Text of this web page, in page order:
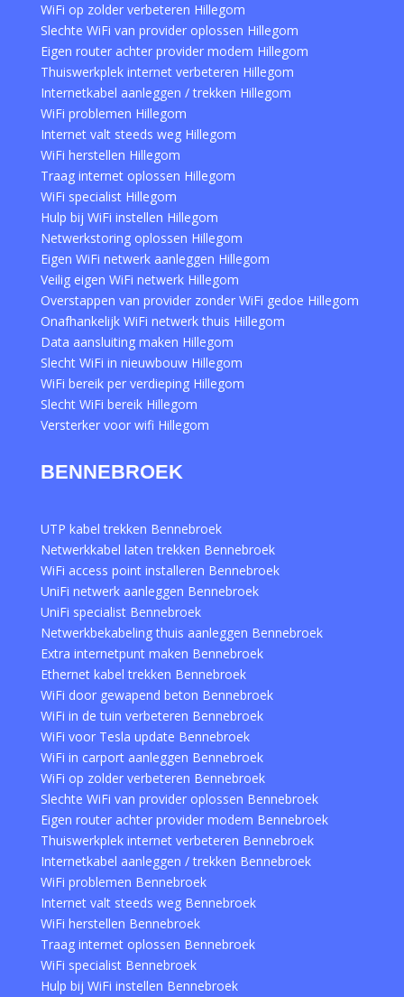
WiFi op zolder verbeteren Hillegom
Slechte WiFi van provider oplossen Hillegom
Eigen router achter provider modem Hillegom
Thuiswerkplek internet verbeteren Hillegom
Internetkabel aanleggen / trekken Hillegom
WiFi problemen Hillegom
Internet valt steeds weg Hillegom
WiFi herstellen Hillegom
Traag internet oplossen Hillegom
WiFi specialist Hillegom
Hulp bij WiFi instellen Hillegom
Netwerkstoring oplossen Hillegom
Eigen WiFi netwerk aanleggen Hillegom
Veilig eigen WiFi netwerk Hillegom
Overstappen van provider zonder WiFi gedoe Hillegom
Onafhankelijk WiFi netwerk thuis Hillegom
Data aansluiting maken Hillegom
Slecht WiFi in nieuwbouw Hillegom
WiFi bereik per verdieping Hillegom
Slecht WiFi bereik Hillegom
Versterker voor wifi Hillegom
BENNEBROEK
UTP kabel trekken Bennebroek
Netwerkkabel laten trekken Bennebroek
WiFi access point installeren Bennebroek
UniFi netwerk aanleggen Bennebroek
UniFi specialist Bennebroek
Netwerkbekabeling thuis aanleggen Bennebroek
Extra internetpunt maken Bennebroek
Ethernet kabel trekken Bennebroek
WiFi door gewapend beton Bennebroek
WiFi in de tuin verbeteren Bennebroek
WiFi voor Tesla update Bennebroek
WiFi in carport aanleggen Bennebroek
WiFi op zolder verbeteren Bennebroek
Slechte WiFi van provider oplossen Bennebroek
Eigen router achter provider modem Bennebroek
Thuiswerkplek internet verbeteren Bennebroek
Internetkabel aanleggen / trekken Bennebroek
WiFi problemen Bennebroek
Internet valt steeds weg Bennebroek
WiFi herstellen Bennebroek
Traag internet oplossen Bennebroek
WiFi specialist Bennebroek
Hulp bij WiFi instellen Bennebroek